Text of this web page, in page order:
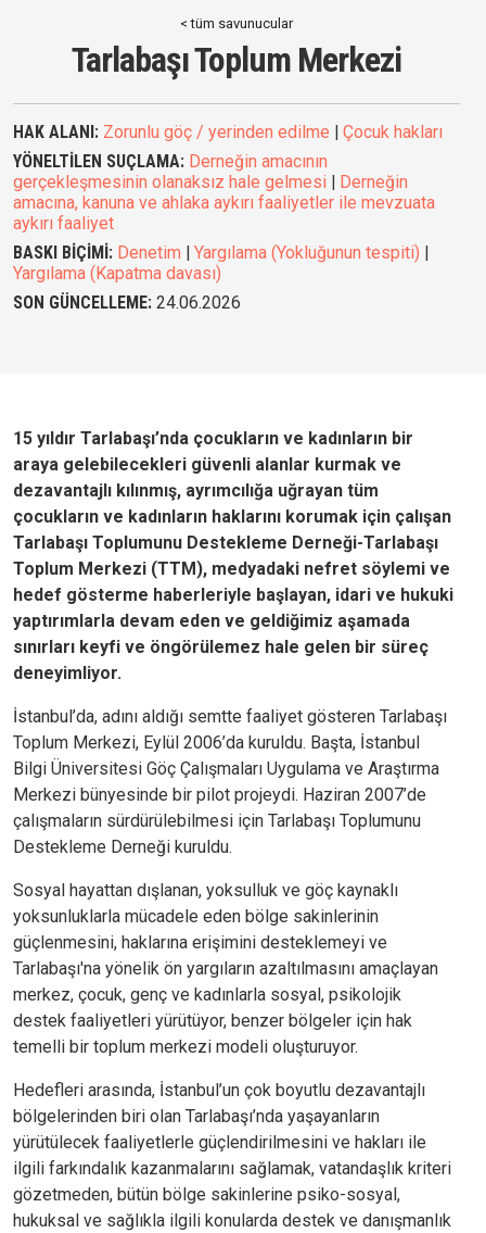
< tüm savunucular
Tarlabaşı Toplum Merkezi
HAK ALANI: Zorunlu göç / yerinden edilme
Çocuk hakları
YÖNELTİLEN SUÇLAMA: Derneğin amacının
gerçekleşmesinin olanaksız hale gelmesi
Derneğin
amacına, kanuna ve ahlaka aykırı faaliyetler ile mevzuata
aykırı faaliyet
BASKI BİÇİMİ: Denetim Yargılama (Yokluğunun tespiti)
Yargılama (Kapatma davası)
SON GÜNCELLEME: 24.06.2026
15 yıldır Tarlabaşı’nda çocukların ve kadınların bir
araya gelebilecekleri güvenli alanlar kurmak ve
dezavantajlı kılınmış, ayrımcılığa uğrayan tüm
çocukların ve kadınların haklarını korumak için çalışan
Tarlabaşı Toplumunu Destekleme Derneği-Tarlabaşı
Toplum Merkezi (TTM), medyadaki nefret söylemi ve
hedef gösterme haberleriyle başlayan, idari ve hukuki
yaptırımlarla devam eden ve geldiğimiz aşamada
sınırları keyfi ve öngörülemez hale gelen bir süreç
deneyimliyor.
İstanbul’da, adını aldığı semtte faaliyet gösteren Tarlabaşı
Toplum Merkezi, Eylül 2006’da kuruldu. Başta, İstanbul
Bilgi Üniversitesi Göç Çalışmaları Uygulama ve Araştırma
Merkezi bünyesinde bir pilot projeydi. Haziran 2007’de
çalışmaların sürdürülebilmesi için Tarlabaşı Toplumunu
Destekleme Derneği kuruldu.
Sosyal hayattan dışlanan, yoksulluk ve göç kaynaklı
yoksunluklarla mücadele eden bölge sakinlerinin
güçlenmesini, haklarına erişimini desteklemeyi ve
Tarlabaşı'na yönelik ön yargıların azaltılmasını amaçlayan
merkez, çocuk, genç ve kadınlarla sosyal, psikolojik
destek faaliyetleri yürütüyor, benzer bölgeler için hak
temelli bir toplum merkezi modeli oluşturuyor.
Hedefleri arasında, İstanbul’un çok boyutlu dezavantajlı
bölgelerinden biri olan Tarlabaşı’nda yaşayanların
yürütülecek faaliyetlerle güçlendirilmesini ve hakları ile
ilgili farkındalık kazanmalarını sağlamak, vatandaşlık kriteri
gözetmeden, bütün bölge sakinlerine psiko-sosyal,
hukuksal ve sağlıkla ilgili konularda destek ve danışmanlık